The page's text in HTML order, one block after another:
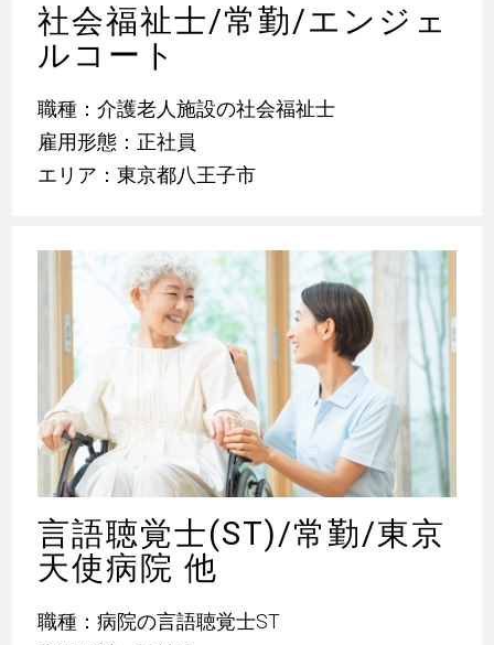
社会福祉士/常勤/エンジェ
ルコート
職種：介護老人施設の社会福祉士
雇用形態：正社員
エリア：東京都八王子市
言語聴覚士(ST)/常勤/東京
天使病院 他
職種：病院の言語聴覚士ST